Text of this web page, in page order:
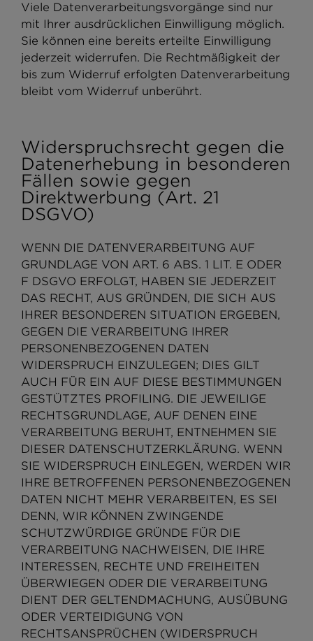
Viele Datenverarbeitungsvorgänge sind nur
mit Ihrer ausdrücklichen Einwilligung möglich.
Sie können eine bereits erteilte Einwilligung
jederzeit widerrufen. Die Rechtmäßigkeit der
bis zum Widerruf erfolgten Datenverarbeitung
bleibt vom Widerruf unberührt.
Widerspruchsrecht gegen die
Datenerhebung in besonderen
Fällen sowie gegen
Direktwerbung (Art. 21
DSGVO)
WENN DIE DATENVERARBEITUNG AUF
GRUNDLAGE VON ART. 6 ABS. 1 LIT. E ODER
F DSGVO ERFOLGT, HABEN SIE JEDERZEIT
DAS RECHT, AUS GRÜNDEN, DIE SICH AUS
IHRER BESONDEREN SITUATION ERGEBEN,
GEGEN DIE VERARBEITUNG IHRER
PERSONENBEZOGENEN DATEN
WIDERSPRUCH EINZULEGEN; DIES GILT
AUCH FÜR EIN AUF DIESE BESTIMMUNGEN
GESTÜTZTES PROFILING. DIE JEWEILIGE
RECHTSGRUNDLAGE, AUF DENEN EINE
VERARBEITUNG BERUHT, ENTNEHMEN SIE
DIESER DATENSCHUTZERKLÄRUNG. WENN
SIE WIDERSPRUCH EINLEGEN, WERDEN WIR
IHRE BETROFFENEN PERSONENBEZOGENEN
DATEN NICHT MEHR VERARBEITEN, ES SEI
DENN, WIR KÖNNEN ZWINGENDE
SCHUTZWÜRDIGE GRÜNDE FÜR DIE
VERARBEITUNG NACHWEISEN, DIE IHRE
INTERESSEN, RECHTE UND FREIHEITEN
ÜBERWIEGEN ODER DIE VERARBEITUNG
DIENT DER GELTENDMACHUNG, AUSÜBUNG
ODER VERTEIDIGUNG VON
RECHTSANSPRÜCHEN (WIDERSPRUCH